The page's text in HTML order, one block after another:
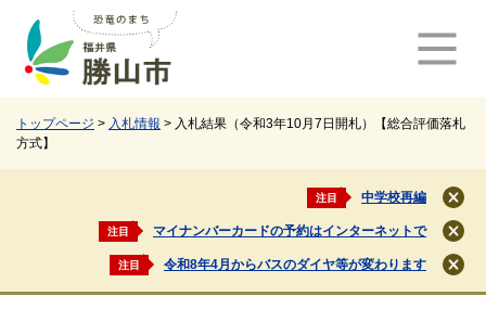
トップページ > 入札情報 > 入札結果（令和3年10月7日開札）【総合評価落札
方式】
注目 中学校再編
閉
じ
る
注目 マイナンバーカードの予約はインターネットで
閉
じ
る
注目 令和8年4月からバスのダイヤ等が変わります
閉
じ